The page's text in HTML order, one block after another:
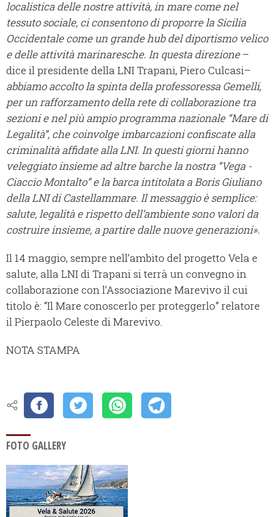
localistica delle nostre attività, in mare come nel
tessuto sociale, ci consentono di proporre la Sicilia
Occidentale come un grande hub del diportismo velico
e delle attività marinaresche. In questa direzione–
dice il presidente della LNI Trapani, Piero Culcasi–
abbiamo accolto la spinta della professoressa Gemelli,
per un rafforzamento della rete di collaborazione tra
sezioni e nel più ampio programma nazionale “Mare di
Legalità”, che coinvolge imbarcazioni confiscate alla
criminalità affidate alla LNI. In questi giorni hanno
veleggiato insieme ad altre barche la nostra “Vega -
Ciaccio Montalto” e la barca intitolata a Boris Giuliano
della LNI di Castellammare. Il messaggio è semplice:
salute, legalità e rispetto dell’ambiente sono valori da
costruire insieme, a partire dalle nuove generazioni».
Il 14 maggio, sempre nell’ambito del progetto Vela e
salute, alla LNI di Trapani si terrà un convegno in
collaborazione con l’Associazione Marevivo il cui
titolo è: “Il Mare conoscerlo per proteggerlo” relatore
il Pierpaolo Celeste di Marevivo.
NOTA STAMPA
FOTO GALLERY